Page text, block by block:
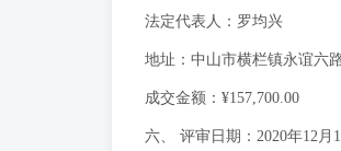
法定代表人：罗均兴
地址：中山市横栏镇永谊六
成交金额：¥157,700.00
六、 评审日期：2020年12月